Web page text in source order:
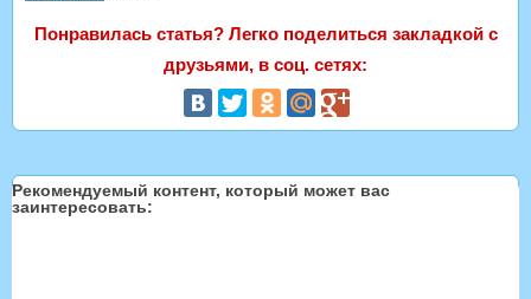
Понравилась статья? Легко поделиться закладкой с
друзьями, в соц. сетях:
Рекомендуемый контент, который может вас
заинтересовать: